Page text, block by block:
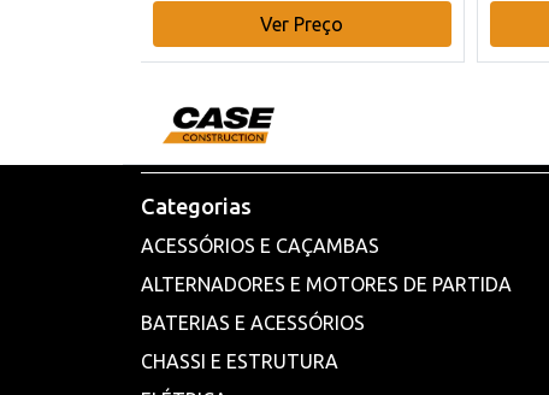
Ver Preço
Categorias
ACESSÓRIOS E CAÇAMBAS
ALTERNADORES E MOTORES DE PARTIDA
BATERIAS E ACESSÓRIOS
CHASSI E ESTRUTURA